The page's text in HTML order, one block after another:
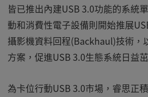
皆已推出內建USB 3.0功能的系統
動和消費性電子設備則開始推展
攝影機資料回程(Backhaul)技術，
方案，促進USB 3.0生態系統日益
為卡位行動USB 3.0市場，睿思正